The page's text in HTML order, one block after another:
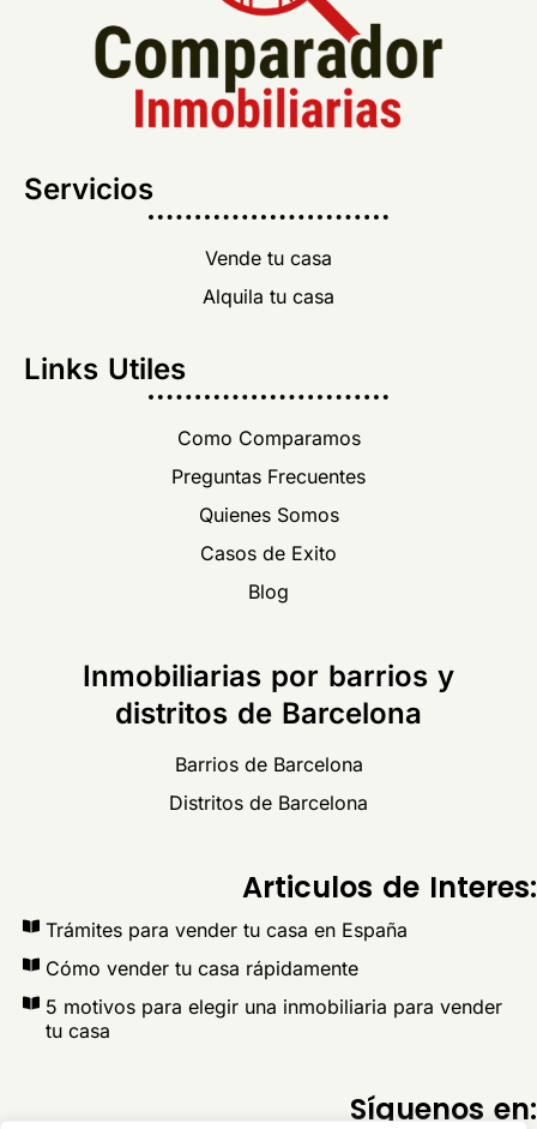
Servicios
Vende tu casa
Alquila tu casa
Links Utiles
Como Comparamos
Preguntas Frecuentes
Quienes Somos
Casos de Exito
Blog
Inmobiliarias por barrios y
distritos de Barcelona
Barrios de Barcelona
Distritos de Barcelona
Articulos de Interes:
Trámites para vender tu casa en España
Cómo vender tu casa rápidamente
5 motivos para elegir una inmobiliaria para vender
tu casa
Síguenos en: